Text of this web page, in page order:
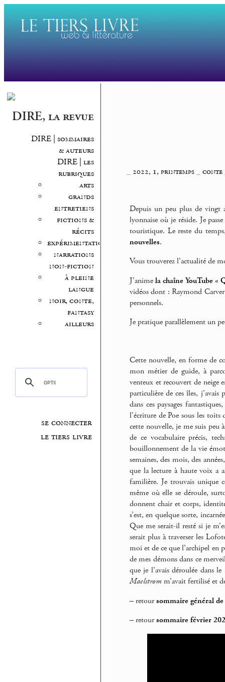
DIRE, la revue
DIRE | sommaires
& auteurs
DIRE | les
rubriques
arts
grands
entretiens
fictions &
récits
expérimentation
narrations
non-fiction
à pleine
langue
noir, conte,
fantasy
ailleurs
se connecter
le tiers livre
2022, 1, printemps_ conte
Depuis un peu plus de vingt
lyonnaise où je réside. Je
touristique. Le reste du
nouvelles.
Vous trouverez l’actualité de
J’animela chaîne YouTube «
vidéos dont : Raymond
personnels.
Je pratique parallèlement un
Cette nouvelle, en forme de
mon métier de guide, à
venteux et recouvert de neige
particulière de ces îles,
dans ces paysages
l’écriture de Poe sous les toits
cette nouvelle, je me suis peu
de ce vocabulaire précis,
bouillonnement de la vie
semaines, des mois, des
que la lecture à haute voix a
familière. Je trouvais unique
même où elle se déroule,
donnent chair et corps,
s’est, en quelque sorte,
Que me serait-il resté si je
serait plus à traverser les
moi et de ce que l’archipel en
de mes démons dans ce
que je l’avais déroulée dans
Maelstromm’avait fertilisé et
–retoursommaire général
–retoursommaire février